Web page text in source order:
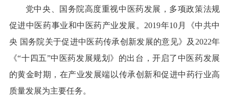
党中央、国务院高度重视中医药发展，多项政策法规
促进中医药事业和中医药产业发展。2019年10月《中共中
央 国务院关于促进中医药传承创新发展的意见》及2022年
《“十四五”中医药发展规划》的出台，开启了中医药发展
的黄金时期，在产业发展端以传承创新和促进中药行业高
质量发展为主要任务。